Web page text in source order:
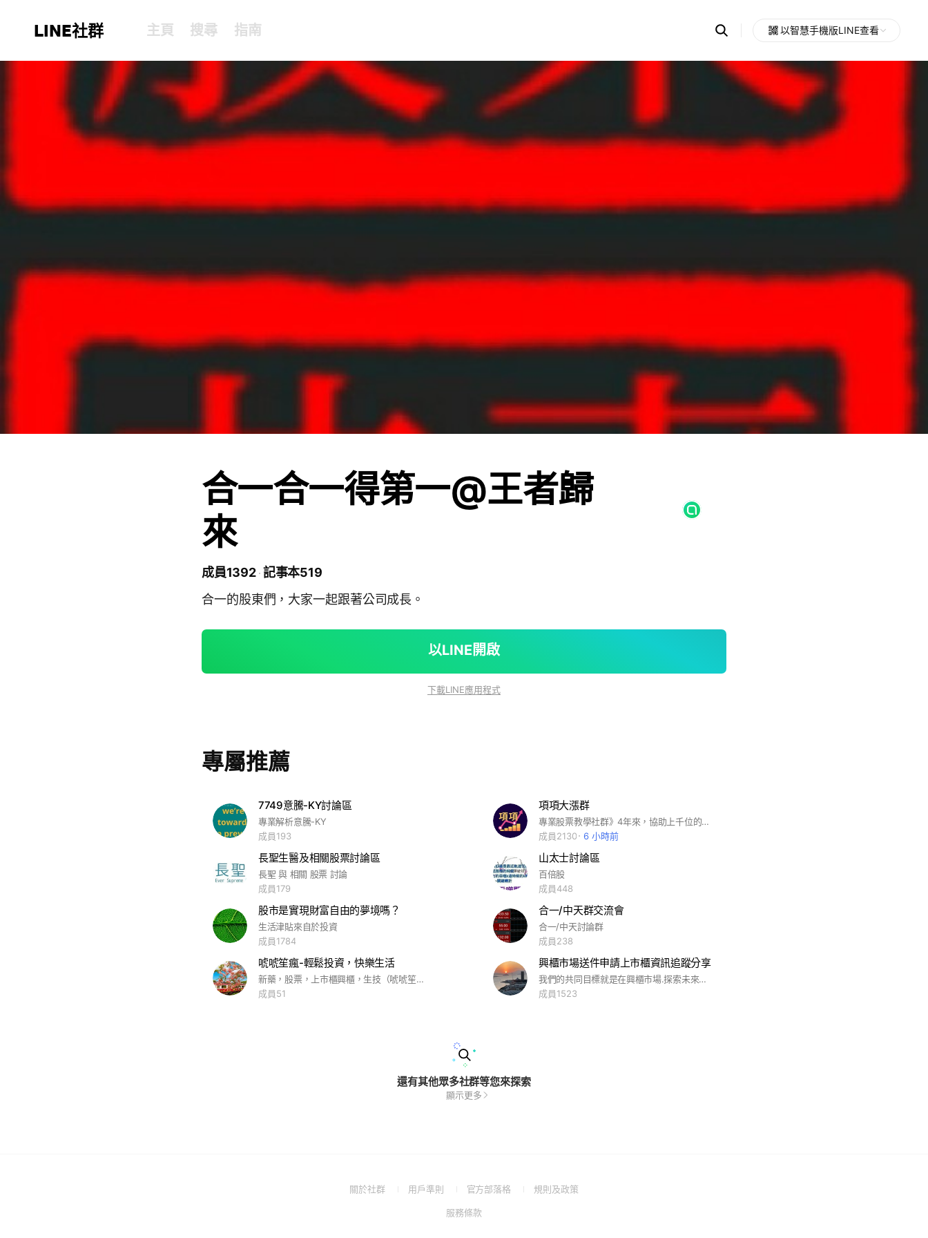
LINE社群 主頁 搜尋 指南 Search
OpenChats
messages
search
area
以智慧手機版LINE查看
合一合一得第一@王者歸
來
成員1392 記事本519
合一的股東們，大家一起跟著公司成長。
以LINE開啟
下載LINE應用程式
專屬推薦
7749意騰-KY討論區
專業解析意騰-KY
成員193
項項大漲群
專業股票教學社群》4年來，協助上千位的學員，建立正確的投資觀念。
成員2130
6 小時前
長聖生醫及相關股票討論區
長聖 與 相關 股票 討論
成員179
山太士討論區
百倍股
成員448
股市是實現財富自由的夢境嗎？
生活津貼來自於投資
成員1784
合一/中天群交流會
合一/中天討論群
成員238
唬唬笙瘋-輕鬆投資，快樂生活
新藥，股票，上市櫃興櫃，生技（唬唬笙瘋）
成員51
興櫃市場送件申請上市櫃資訊追蹤分享
我們的共同目標就是在興櫃市場.探索未來世界閃亮的明星產業.參與未來發展前景.追蹤即將送件申請上市上櫃資訊分享.在這蔚藍天空美麗的海.遵守紀律.掌握規則.三高不進場.三低切入.用心經營.精選商品.耐心追蹤.成功機率80以上
成員1523
還有其他眾多社群等您來探索
顯示更多
關於社群
(Open用戶準則
(Open
a
官方部落格
(Open規則及政策(Open
服務條款(Open